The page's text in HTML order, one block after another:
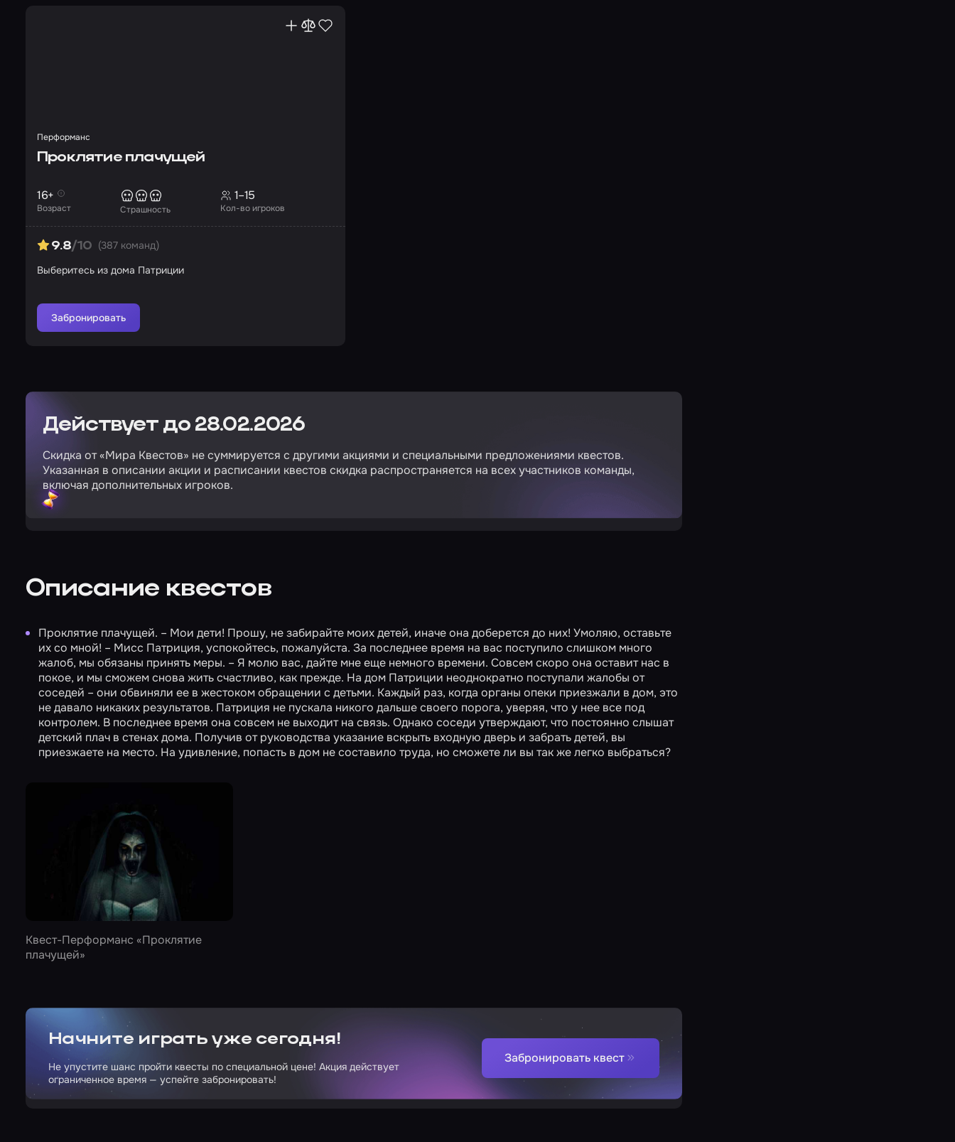
Перформанс
Проклятие плачущей
Возраст
16+
Страшность Кол-во игроков
1–15
9.8/10 (387 команд)
Выберитесь из дома Патриции
Забронировать
Действует до 28.02.2026
Скидка от «Мира Квестов» не суммируется с другими акциями и специальными предложениями квестов.
Указанная в описании акции и расписании квестов скидка распространяется на всех участников команды,
включая дополнительных игроков.
Описание квестов
Проклятие плачущей. – Мои дети! Прошу, не забирайте моих детей, иначе она доберется до них! Умоляю, оставьте
их со мной! – Мисс Патриция, успокойтесь, пожалуйста. За последнее время на вас поступило слишком много
жалоб, мы обязаны принять меры. – Я молю вас, дайте мне еще немного времени. Совсем скоро она оставит нас в
покое, и мы сможем снова жить счастливо, как прежде. На дом Патриции неоднократно поступали жалобы от
соседей – они обвиняли ее в жестоком обращении с детьми. Каждый раз, когда органы опеки приезжали в дом, это
не давало никаких результатов. Патриция не пускала никого дальше своего порога, уверяя, что у нее все под
контролем. В последнее время она совсем не выходит на связь. Однако соседи утверждают, что постоянно слышат
детский плач в стенах дома. Получив от руководства указание вскрыть входную дверь и забрать детей, вы
приезжаете на место. На удивление, попасть в дом не составило труда, но сможете ли вы так же легко выбраться?
Квест-Перформанс «Проклятие
плачущей»
Начните играть уже сегодня!
Не упустите шанс пройти квесты по специальной цене! Акция действует
ограниченное время — успейте забронировать!
Забронировать квест